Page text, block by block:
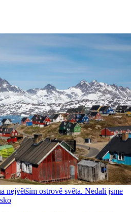
největším ostrově světa. Nedali jsme